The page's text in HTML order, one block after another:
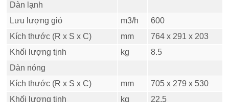
Dàn lạnh
Lưu lượng gió
m3/h
600
Kích thước (R x S x C)
mm
764 x 291 x 203
Khối lượng tịnh
kg
8.5
Dàn nóng
Kích thước (R x S x C)
mm
705 x 279 x 530
Khối lượng tịnh
kg
22.5